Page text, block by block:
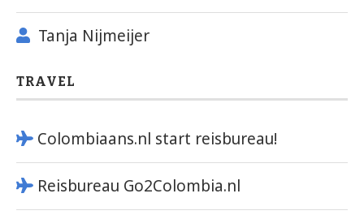
Tanja Nijmeijer
TRAVEL
Colombiaans.nl start reisbureau!
Reisbureau Go2Colombia.nl